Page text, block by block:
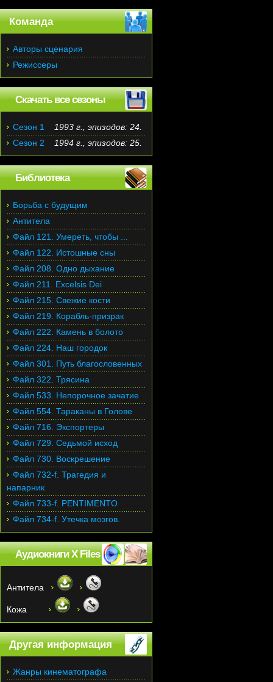
Команда
Авторы сценария
Режиссеры
Скачать все сезоны
Сезон 1
1993 г., эпизодов: 24.
Сезон 2
1994 г., эпизодов: 25.
Библиотека
Борьба с будущим
Антитела
Файл 121. Умереть, чтобы ...
Файл 122. Истошные сны
Файл 208. Одно дыхание
Файл 211. Excelsis Dei
Файл 215. Свежие кости
Файл 219. Корабль-призрак
Файл 222. Камень в болото
Файл 224. Наш городок
Файл 301. Путь благословенных
Файл 322. Трясина
Файл 533. Непорочное зачатие
Файл 554. Тараканы в Голове
Файл 716. Экспортеры
Файл 729. Седьмой исход
Файл 730. Воскрешение
Файл 732-f. Трагедия и
напарник
Файл 733-f. PENTIMENTO
Файл 734-f. Утечка мозгов.
Аудиокниги X Files
Антитела
Кожа
Другая информация
Жанры кинематографа